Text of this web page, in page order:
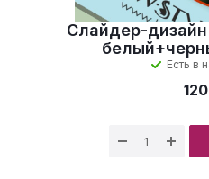
Слайдер-
Есть в